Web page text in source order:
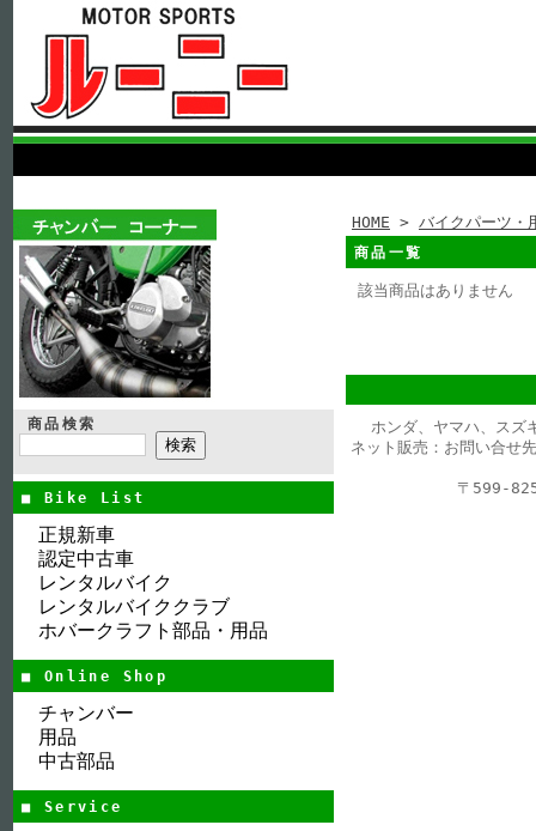
商品検索
■ Bike List
正規新車
認定中古車
レンタルバイク
レンタルバイククラブ
ホバークラフト部品・用品
■ Online Shop
チャンバー
用品
中古部品
■ Service
HOME > バイクパーツ・
商品一覧
該当商品はありません
ホンダ、ヤマハ、スズ
ネット販売：お問い合せ
〒599-